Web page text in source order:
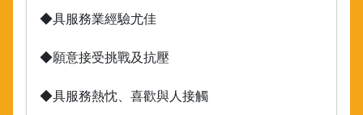
◆具服務業經驗尤佳
◆願意接受挑戰及抗壓
◆具服務熱忱、喜歡與人接觸